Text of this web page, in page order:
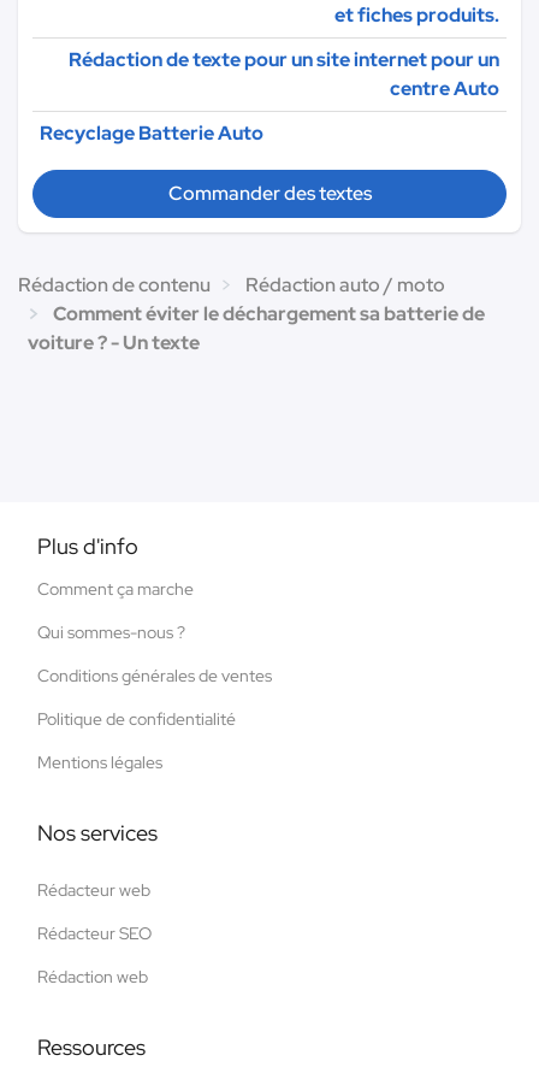
et fiches produits.
Rédaction de texte pour un site internet pour un
centre Auto
Recyclage Batterie Auto
Commander des textes
Rédaction de contenu
Rédaction auto / moto
Comment éviter le déchargement sa batterie de
voiture ? - Un texte
Plus d'info
Comment ça marche
Qui sommes-nous ?
Conditions générales de ventes
Politique de confidentialité
Mentions légales
Nos services
Rédacteur web
Rédacteur SEO
Rédaction web
Ressources